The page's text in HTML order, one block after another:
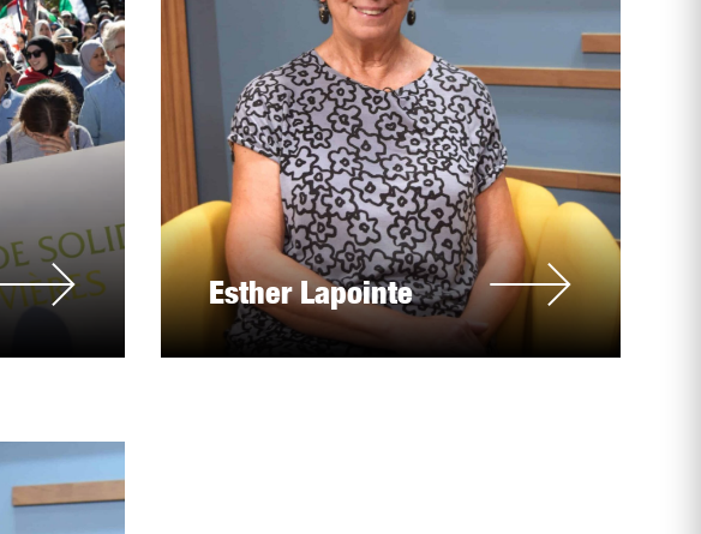
Esther Lapointe